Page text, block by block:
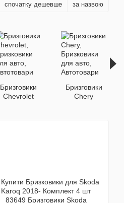
спочатку дешевше за назвою
Бризговики
Chevrolet
Бризговики
Chery